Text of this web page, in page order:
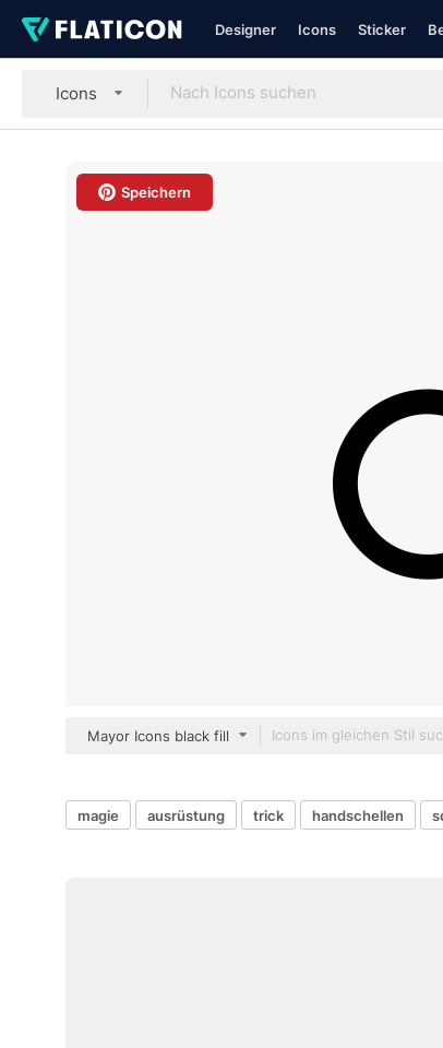
Designer Icons Sticker
Icons
Speichern
Mayor Icons black fill
magie ausrüstung trick handschellen